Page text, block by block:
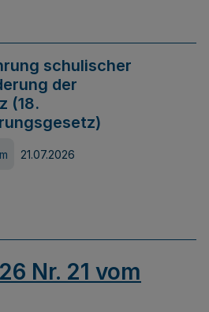
schulischer
der
(18.
21.07.2026
Nr. 21 vom